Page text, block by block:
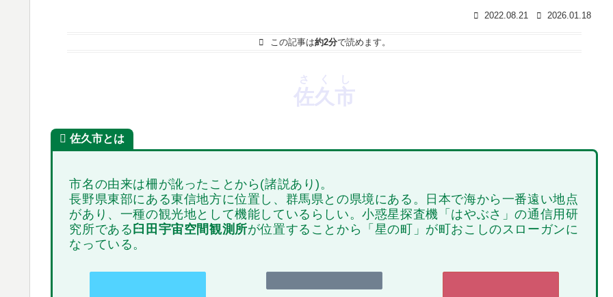
2022.08.21 2026.01.18
この記事は約2分で読めます。
佐久市
さくし
佐久市とは
市名の由来は柵が訛ったことから(諸説あり)。
長野県東部にある東信地方に位置し、群馬県との県境にある。日本で海から一番遠い地点
があり、一種の観光地として機能しているらしい。小惑星探査機「はやぶさ」の通信用研
究所である 臼田宇宙空間観測所が位置することから「星の町」が町おこしのスローガンに
なっている。